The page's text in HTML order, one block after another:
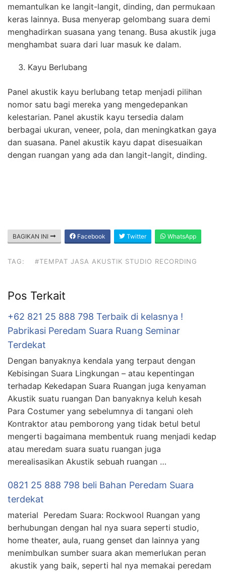
memantulkan ke langit-langit, dinding, dan permukaan
keras lainnya. Busa menyerap gelombang suara demi
menghadirkan suasana yang tenang. Busa akustik juga
menghambat suara dari luar masuk ke dalam.
Kayu Berlubang
Panel akustik kayu berlubang tetap menjadi pilihan
nomor satu bagi mereka yang mengedepankan
kelestarian. Panel akustik kayu tersedia dalam
berbagai ukuran, veneer, pola, dan meningkatkan gaya
dan suasana. Panel akustik kayu dapat disesuaikan
dengan ruangan yang ada dan langit-langit, dinding.
BAGIKAN INI Facebook Twitter WhatsApp
TAG: #TEMPAT JASA AKUSTIK STUDIO RECORDING
Pos Terkait
+62 821 25 888 798 Terbaik di kelasnya !
Pabrikasi Peredam Suara Ruang Seminar
Terdekat
Dengan banyaknya kendala yang terpaut dengan
Kebisingan Suara Lingkungan – atau kepentingan
terhadap Kekedapan Suara Ruangan juga kenyaman
Akustik suatu ruangan Dan banyaknya keluh kesah
Para Costumer yang sebelumnya di tangani oleh
Kontraktor atau pemborong yang tidak betul betul
mengerti bagaimana membentuk ruang menjadi kedap
atau meredam suara suatu ruangan juga
merealisasikan Akustik sebuah ruangan …
0821 25 888 798 beli Bahan Peredam Suara
terdekat
material Peredam Suara: Rockwool Ruangan yang
berhubungan dengan hal nya suara seperti studio,
home theater, aula, ruang genset dan lainnya yang
menimbulkan sumber suara akan memerlukan peran
akustik yang baik, seperti hal nya memakai peredam